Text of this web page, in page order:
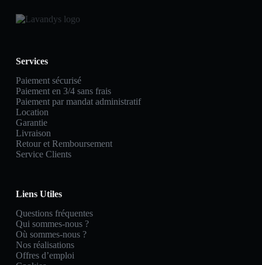
Services
Paiement sécurisé
Paiement en 3/4 sans frais
Paiement par mandat administratif
Location
Garantie
Livraison
Retour et Remboursement
Service Clients
Liens Utiles
Questions fréquentes
Qui sommes-nous ?
Où sommes-nous ?
Nos réalisations
Offres d’emploi